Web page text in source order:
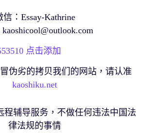
信：Essay-Kathrine
kaoshicool@outlook.com
点击添加
伪劣的拷贝我们的网站，请认准
kaoshiku.net
程辅导服务，不做任何违法中国法
律法规的事情